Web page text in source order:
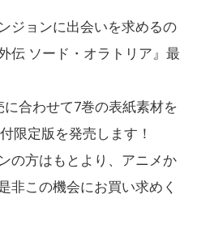
ジョンに出会いを求めるの
伝 ソード・オラトリア』最
合わせて7巻の表紙素材を
限定版を発売します！
の方はもとより、アニメか
非この機会にお買い求めく